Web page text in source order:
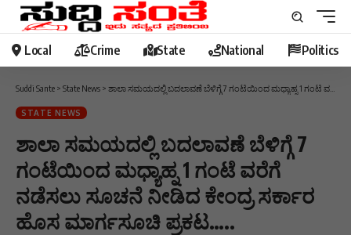
Local Crime State National Politics
Suddi Sante > State News > ಶಾಲಾ ಸಮಯದಲ್ಲಿ ಬದಲಾವಣೆ ಬೆಳಿಗ್ಗೆ 7 ಗಂಟೆಯಿಂದ ಮಧ್ಯಾಹ್ನ 1 ಗಂಟೆ ವರೆಗೆ ನಡೆಸಲು ಸೂಚನೆ ನೀಡಿದ ಕೇಂದ್ರ ಸರ್ಕಾರ ಹೊಸ ಮಾರ್ಗಸೂಚಿ ಪ್ರಕಟ…..
STATE NEWS
ಶಾಲಾ ಸಮಯದಲ್ಲಿ ಬದಲಾವಣೆ ಬೆಳಿಗ್ಗೆ 7
ಗಂಟೆಯಿಂದ ಮಧ್ಯಾಹ್ನ 1 ಗಂಟೆ ವರೆಗೆ
ನಡೆಸಲು ಸೂಚನೆ ನೀಡಿದ ಕೇಂದ್ರ ಸರ್ಕಾರ
ಹೊಸ ಮಾರ್ಗಸೂಚಿ ಪ್ರಕಟ…..